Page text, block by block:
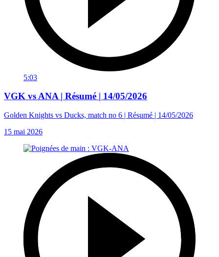
5:03
VGK vs ANA | Résumé | 14/05/2026
Golden Knights vs Ducks, match no 6 | Résumé | 14/05/2026
15 mai 2026